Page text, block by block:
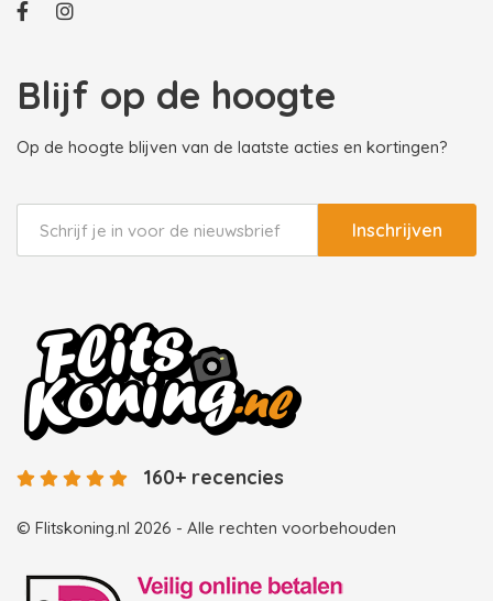
Blijf op de hoogte
Op de hoogte blijven van de laatste acties en kortingen?
Inschrijven
© Flitskoning.nl 2026 - Alle rechten voorbehouden
160+ recencies